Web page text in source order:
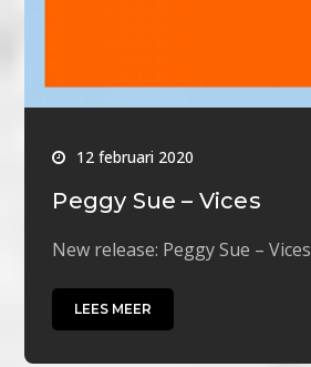
12 februari 2020
Peggy Sue – Vices
New release: Peggy Sue – Vices
LEES MEER